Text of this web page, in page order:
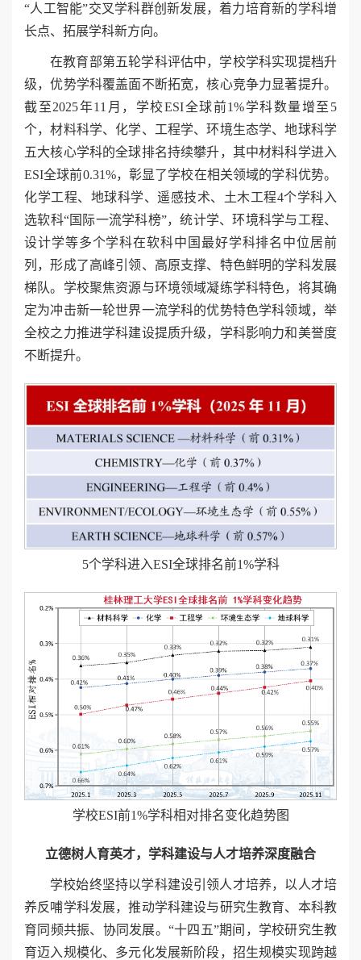
“人工智能”交叉学科群创新发展，着力培育新的学科增
长点、拓展学科新方向。
在教育部第五轮学科评估中，学校学科实现提档升
级，优势学科覆盖面不断拓宽，核心竞争力显著提升。
截至2025年11月，学校ESI全球前1%学科数量增至5
个，材料科学、化学、工程学、环境生态学、地球科学
五大核心学科的全球排名持续攀升，其中材料科学进入
ESI全球前0.31%，彰显了学校在相关领域的学科优势。
化学工程、地球科学、遥感技术、土木工程4个学科入
选软科“国际一流学科榜”，统计学、环境科学与工程、
设计学等多个学科在软科中国最好学科排名中位居前
列，形成了高峰引领、高原支撑、特色鲜明的学科发展
梯队。学校聚焦资源与环境领域凝练学科特色，将其确
定为冲击新一轮世界一流学科的优势特色学科领域，举
全校之力推进学科建设提质升级，学科影响力和美誉度
不断提升。
5个学科进入ESI全球排名前1%学科
学校ESI前1%学科相对排名变化趋势图
立德树人育英才，学科建设与人才培养深度融合
学校始终坚持以学科建设引领人才培养，以人才培
养反哺学科发展，推动学科建设与研究生教育、本科教
育同频共振、协同发展。“十四五”期间，学校研究生教
育迈入规模化、多元化发展新阶段，招生规模实现跨越